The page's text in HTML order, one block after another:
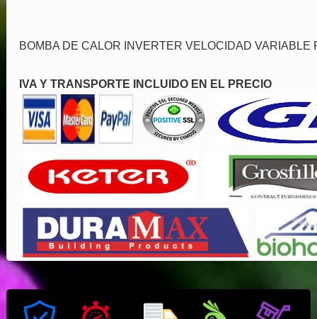
BOMBA DE CALOR INVERTER VELOCIDAD VARIABLE
IVA Y TRANSPORTE INCLUIDO EN EL PRECIO